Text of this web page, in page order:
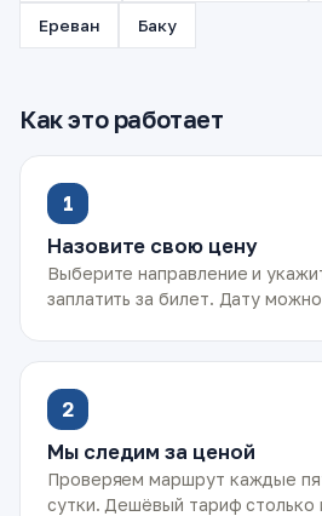
Ереван Баку
Как это работает
1
Назовите свою цену
Выберите направление и
заплатить за билет. Дату
2
Мы следим за ценой
Проверяем маршрут каждые
сутки. Дешёвый тариф столько